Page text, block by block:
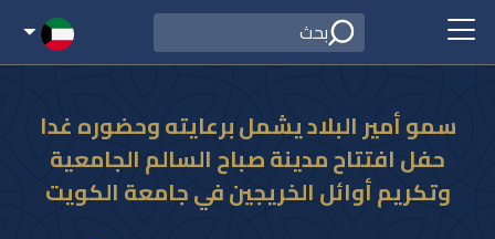
سمو أمير البلاد يشمل برعايته وحضوره غدا
حفل افتتاح مدينة صباح السالم الجامعية
وتكريم أوائل الخريجين في جامعة الكويت